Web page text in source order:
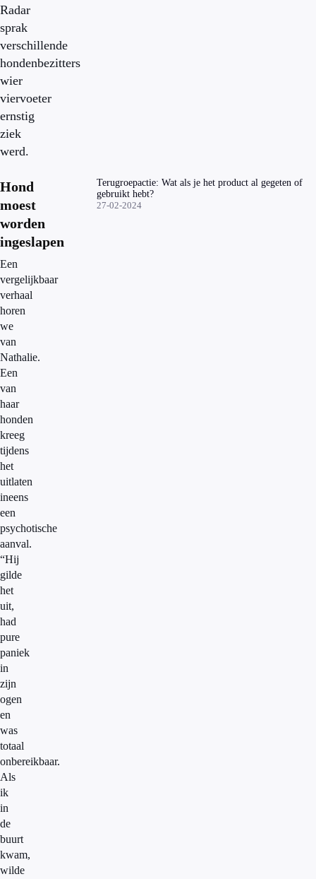
Radar
sprak
verschillende
hondenbezitters
wier
viervoeter
ernstig
ziek
werd.
Hond
moest
worden
ingeslapen
Een
vergelijkbaar
verhaal
horen
we
van
Nathalie.
Een
van
haar
honden
kreeg
tijdens
het
uitlaten
ineens
een
psychotische
aanval.
“Hij
gilde
het
uit,
had
pure
paniek
in
zijn
ogen
en
was
totaal
onbereikbaar.
Als
ik
in
de
buurt
kwam,
wilde
Terugroepactie: Wat als je het product al gegeten of
gebruikt hebt?
27-02-2024